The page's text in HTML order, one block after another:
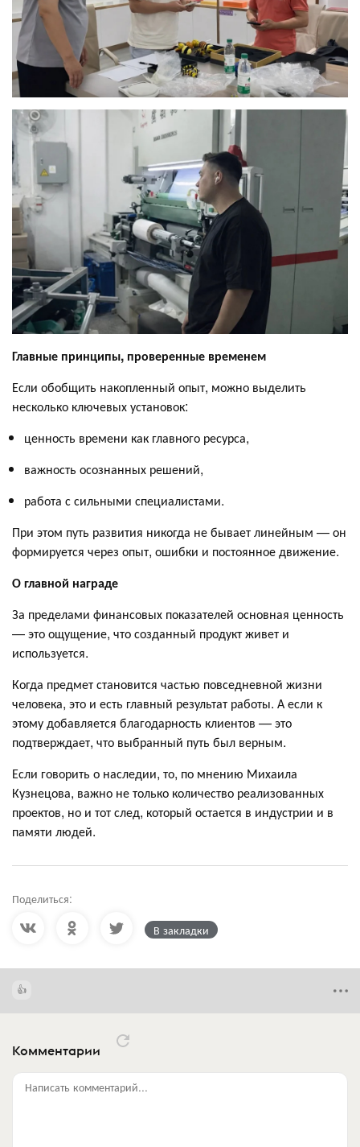
Главные принципы, проверенные временем
Если обобщить накопленный опыт, можно выделить
несколько ключевых установок:
ценность времени как главного ресурса,
важность осознанных решений,
работа с сильными специалистами.
При этом путь развития никогда не бывает линейным — он
формируется через опыт, ошибки и постоянное движение.
О главной награде
За пределами финансовых показателей основная ценность
— это ощущение, что созданный продукт живет и
используется.
Когда предмет становится частью повседневной жизни
человека, это и есть главный результат работы. А если к
этому добавляется благодарность клиентов — это
подтверждает, что выбранный путь был верным.
Если говорить о наследии, то, по мнению Михаила
Кузнецова, важно не только количество реализованных
проектов, но и тот след, который остается в индустрии и в
памяти людей.
Поделиться:
В закладки
Комментарии
Написать комментарий...